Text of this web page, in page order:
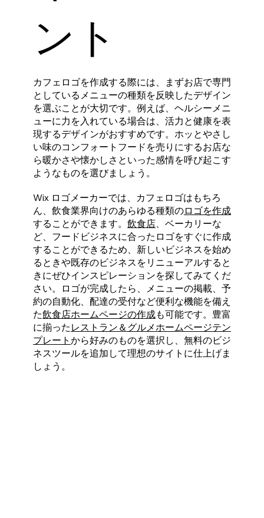
ント
カフェロゴを作成する際には、まずお店で専門
としているメニューの種類を反映したデザイン
を選ぶことが大切です。例えば、ヘルシーメニ
ューに力を入れている場合は、活力と健康を表
現するデザインがおすすめです。ホッとやさし
い味のコンフォートフードを売りにするお店な
ら暖かさや懐かしさといった感情を呼び起こす
ようなものを選びましょう。
Wix ロゴメーカーでは、カフェロゴはもちろ
ん、飲食業界向けのあらゆる種類のロゴを作成
することができます。 飲食店、ベーカリーな
ど、フードビジネスに合ったロゴをすぐに作成
することができるため、新しいビジネスを始め
るときや既存のビジネスをリニューアルすると
きにぜひインスピレーションを探してみてくだ
さい。ロゴが完成したら、メニューの掲載、予
約の自動化、配達の受付など便利な機能を備え
た飲食店ホームページの作成も可能です。豊富
に揃った レストラン＆グルメホームページテン
プレート から好みのものを選択し、無料のビジ
ネスツールを追加して理想のサイトに仕上げま
しょう。